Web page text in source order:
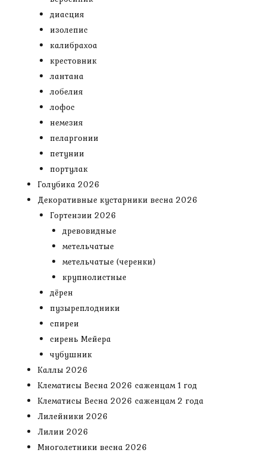
диасция
изолепис
калибрахоа
крестовник
лантана
лобелия
лофос
немезия
пеларгонии
петунии
портулак
Голубика 2026
Декоративные кустарники весна 2026
Гортензии 2026
древовидные
метельчатые
метельчатые (черенки)
крупнолистные
дёрен
пузыреплодники
спиреи
сирень Мейера
чубушник
Каллы 2026
Клематисы Весна 2026 саженцам 1 год
Клематисы Весна 2026 саженцам 2 года
Лилейники 2026
Лилии 2026
Многолетники весна 2026